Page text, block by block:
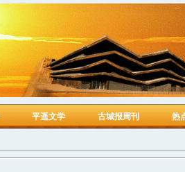
平遥文学 古城报周刊 热